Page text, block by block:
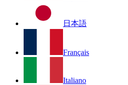
日本語
Français
Italiano